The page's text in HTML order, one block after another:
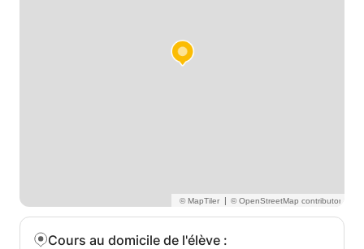
d'étude et à de meilleurs résultats scolaires.
|
Cours au domicile de l'élève :